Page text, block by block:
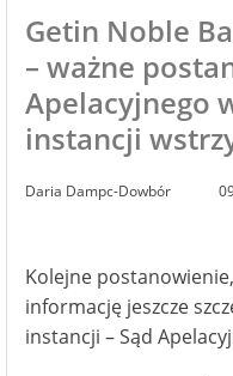
Getin Noble
– ważne
Apelacyjnego
instancji
Daria Dampc-Dowbór
Kolejne
informację jeszcze
instancji – Sąd